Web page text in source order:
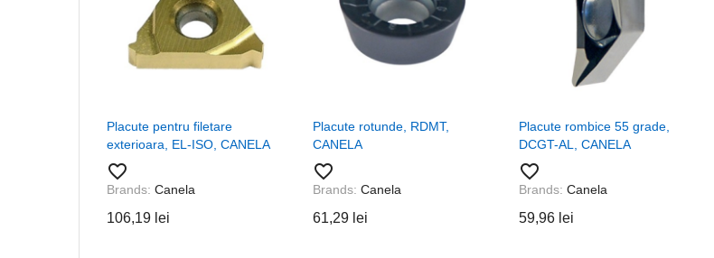
Placute pentru filetare
exterioara, EL-ISO, CANELA
favorite_border
Brands: Canela
106,19 lei
Placute rotunde, RDMT,
CANELA
favorite_border
Brands: Canela
61,29 lei
Placute rombice 55 grade,
DCGT-AL, CANELA
favorite_border
Brands: Canela
59,96 lei